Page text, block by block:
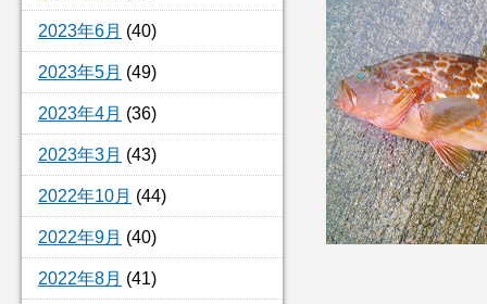
2023年6月 (40)
2023年5月 (49)
2023年4月 (36)
2023年3月 (43)
2022年10月 (44)
2022年9月 (40)
2022年8月 (41)